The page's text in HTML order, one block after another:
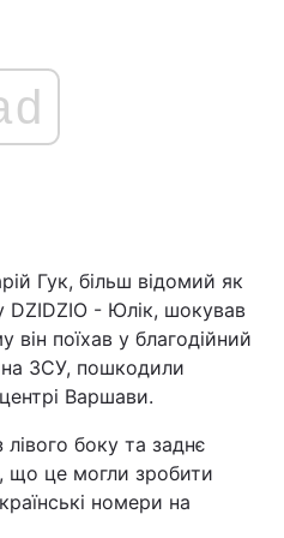
Війна
Політика
Наука
Гук, більш відомий як
DZIDZIO - Юлік, шокував
поїхав у благодійний
ЗСУ, пошкодили
Варшави.
лівого боку та заднє
що це могли зробити
номери на